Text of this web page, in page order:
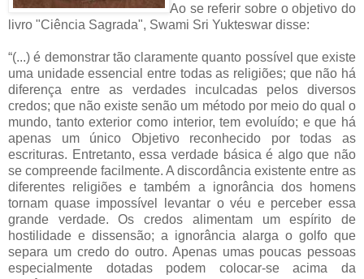
Ao se referir sobre o objetivo do
livro "Ciência Sagrada", Swami Sri Yukteswar disse:
“(...) é demonstrar tão claramente quanto possível que existe
uma unidade essencial entre todas as religiões; que não há
diferença entre as verdades inculcadas pelos diversos
credos; que não existe senão um método por meio do qual o
mundo, tanto exterior como interior, tem evoluído; e que há
apenas um único Objetivo reconhecido por todas as
escrituras. Entretanto, essa verdade básica é algo que não
se compreende facilmente. A discordância existente entre as
diferentes religiões e também a ignorância dos homens
tornam quase impossível levantar o véu e perceber essa
grande verdade. Os credos alimentam um espírito de
hostilidade e dissensão; a ignorância alarga o golfo que
separa um credo do outro. Apenas umas poucas pessoas
especialmente dotadas podem colocar-se acima da